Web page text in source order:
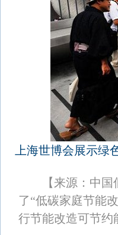
上海世博会展示
【来源：中国低
了“低碳家庭节能
行节能改造可节约